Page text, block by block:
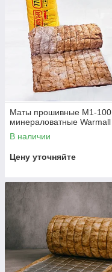
Маты прошивные М1-100
минераловатные Warmall
В наличии
Цену уточняйте